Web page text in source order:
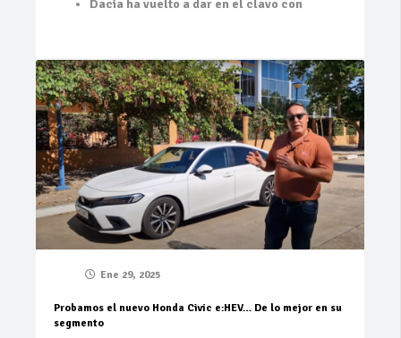
Dacia ha vuelto a dar en el clavo con
Ene 29, 2025
Probamos el nuevo Honda Civic e:HEV… De lo mejor en su
segmento